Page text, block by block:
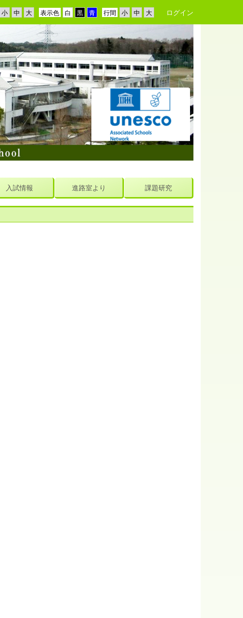
行間
表示色 ログイン
入試情報 進路室より 課題研究